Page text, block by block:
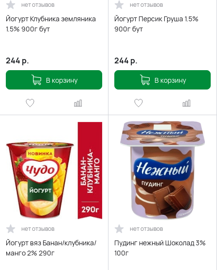
нет отзывов
Йогурт Клубника земляника
1.5% 900г бут
244 р.
В корзину
нет отзывов
Йогурт Персик Груша 1.5%
900г бут
244 р.
В корзину
нет отзывов
Йогурт вяз Банан/клубника/
манго 2% 290г
нет отзывов
Пудинг нежный Шоколад 3%
100г